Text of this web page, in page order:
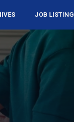
JOB LISTING